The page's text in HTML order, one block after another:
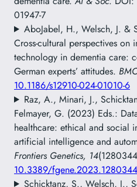
01947-7
AboJabel, H., Welsch, J. &
Cross-cultural perspectives on
technology in dementia care:
German experts’ attitudes.
10.1186/s12910-024-01010-6
Raz, A., Minari, J.,
Felmayer, G. (2023) Eds.:
healthcare: ethical and social
artificial intelligence and
Frontiers Genetics, 14
10.3389/fgene.2023.1280344
Schicktanz, S., Welsch, J.,